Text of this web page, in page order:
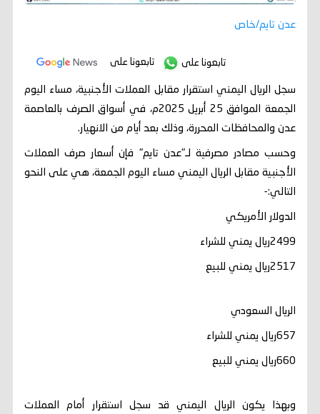
عدن تايم/خاص
تابعونا على تابعونا على
سجل الريال اليمني استقرار مقابل العملات الأجنبية، مساء اليوم
الجمعة الموافق 25 أبريل 2025م، في أسواق الصرف بالعاصمة
عدن والمحافظات المحررة، وذلك بعد أيام من الانهيار.
وحسب مصادر مصرفية لـ"عدن تايم" فإن أسعار صرف العملات
الأجنبية مقابل الريال اليمني مساء اليوم الجمعة، هي على النحو
التالي:-
الدولار الأمريكي
2499ريال يمني للشراء
2517ريال يمني للبيع
الريال السعودي
657ريال يمني للشراء
660ريال يمني للبيع
وبهذا يكون الريال اليمني قد سجل استقرار أمام العملات